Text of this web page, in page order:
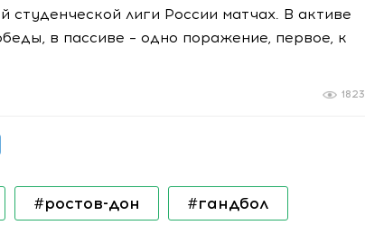
лиги России матчах. В активе
в пассиве – одно поражение, первое, к
1823
#ростов-дон #гандбол